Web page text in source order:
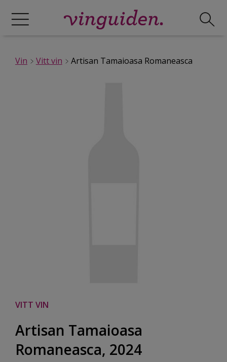
Vin Vitt vin Artisan Tamaioasa Romaneasca
VITT VIN
Artisan Tamaioasa
Romaneasca, 2024